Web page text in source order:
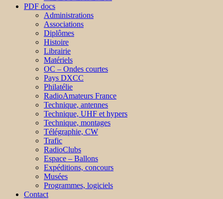
PDF docs
Administrations
Associations
Diplômes
Histoire
Librairie
Matériels
OC – Ondes courtes
Pays DXCC
Philatélie
RadioAmateurs France
Technique, antennes
Technique, UHF et hypers
Technique, montages
Télégraphie, CW
Trafic
RadioClubs
Espace – Ballons
Expéditions, concours
Musées
Programmes, logiciels
Contact